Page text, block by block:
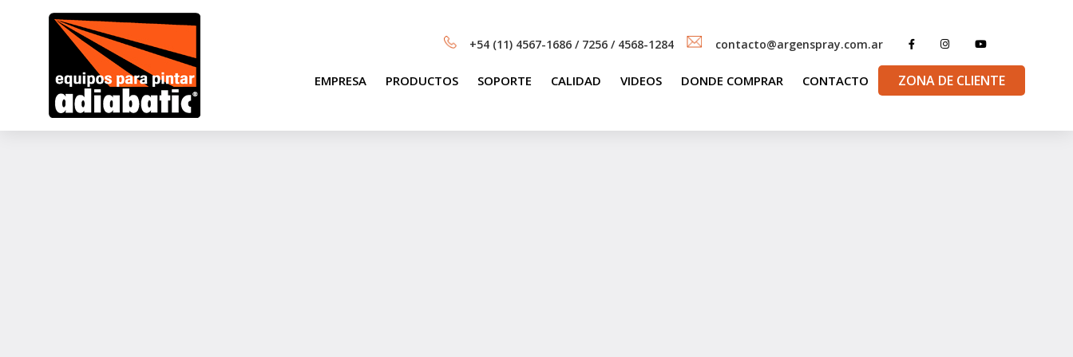
+54 (11) 4567-1686 / 7256 / 4568-1284 contacto@argenspray.com.ar
EMPRESA PRODUCTOS SOPORTE CALIDAD VIDEOS DONDE COMPRAR CONTACTO ZONA DE CLIENTE